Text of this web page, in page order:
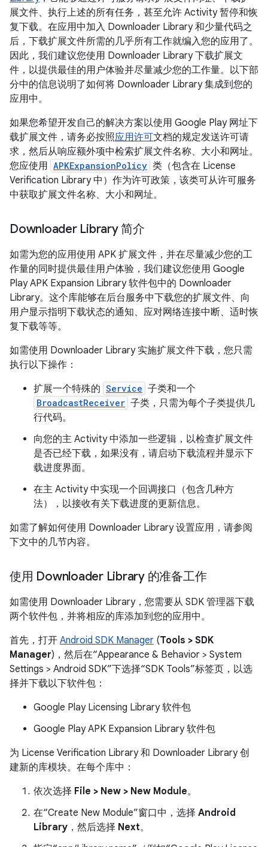
展文件、执行上述的所有任务，甚至允许 Activity 暂停和恢
复下载。在应用中加入 Downloader Library 和少量代码之
后，下载扩展文件所需的几乎所有工作就编入您的应用了。
因此，我们建议您使用 Downloader Library 下载扩展文
件，以提供最佳的用户体验并尽量减少您的工作量。以下部
分中的信息说明了如何将 Downloader Library 集成到您的
应用中。
如果您希望开发自己的解决方案以使用 Google Play 网址下
载扩展文件，请务必按照应用许可文档的规定发送许可请
求，然后从响应额外项中检索扩展文件名称、大小和网址。
您应使用 APKExpansionPolicy 类（包含在 License
Verification Library 中）作为许可政策，该类可从许可服务
中获取扩展文件名称、大小和网址。
Downloader Library 简介
如需为您的应用使用 APK 扩展文件，并在尽量减少您的工
作量的同时提供最佳用户体验，我们建议您使用 Google
Play APK Expansion Library 软件包中的 Downloader
Library。这个库能够在后台服务中下载您的扩展文件、向
用户显示指明下载状态的通知、应对网络连接中断、适时恢
复下载等等。
如需使用 Downloader Library 实施扩展文件下载，您只需
执行以下操作：
扩展一个特殊的 Service 子类和一个
BroadcastReceiver 子类，只需为每个子类提供几
行代码。
向您的主 Activity 中添加一些逻辑，以检查扩展文件
是否已经下载，如果没有，请启动下载流程并显示下
载进度界面。
在主 Activity 中实现一个回调接口（包含几种方
法），以接收有关下载进度的更新信息。
如需了解如何使用 Downloader Library 设置应用，请参阅
下文中的几节内容。
使用 Downloader Library 的准备工作
如需使用 Downloader Library，您需要从 SDK 管理器下载
两个软件包，并将相应的库添加到您的应用中。
首先，打开 Android SDK Manager (Tools > SDK
Manager)，然后在“Appearance & Behavior > System
Settings > Android SDK”下选择“SDK Tools”标签页，以选
择并下载以下软件包：
Google Play Licensing Library 软件包
Google Play APK Expansion Library 软件包
为 License Verification Library 和 Downloader Library 创
建新的库模块。在每个库中：
依次选择 File > New > New Module。
在“Create New Module”窗口中，选择 Android
Library ，然后选择 Next。